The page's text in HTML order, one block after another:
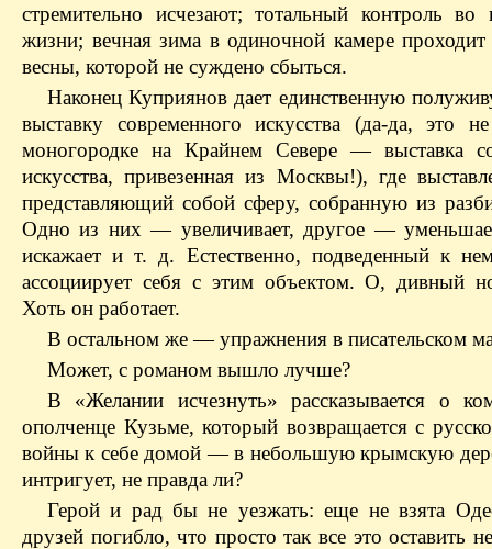
стремительно исчезают; тотальный контроль во
жизни; вечная зима в одиночной камере
весны, которой не суждено сбыться.
Наконец Куприянов дает единственную
выставку современного искусства (да-да, это
моногородке на Крайнем Севере — выставка
искусства, привезенная из Москвы!), где
представляющий собой сферу, собранную из
Одно из них — увеличивает, другое —
искажает и т. д. Естественно, подведенный к
ассоциирует себя с этим объектом. О, дивный
Хоть он работает.
В остальном же — упражнения в писательском
Может, с романом вышло лучше?
В «Желании исчезнуть» рассказывается о
ополченце Кузьме, который возвращается с
войны к себе домой — в небольшую крымскую
интригует, не правда ли?
Герой и рад бы не уезжать: еще не взята
друзей погибло, что просто так все это оставить